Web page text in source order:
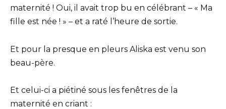
maternité ! Oui, il avait trop bu en célébrant – « Ma
fille est née ! » – et a raté l’heure de sortie.
Et pour la presque en pleurs Aliska est venu son
beau-père.
Et celui-ci a piétiné sous les fenêtres de la
maternité en criant :